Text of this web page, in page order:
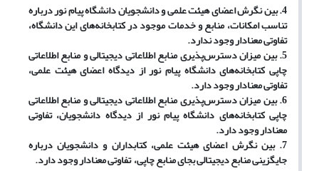
4. بین نگرش اعضای‌ هیئت علمی و دانشجویان دانشگاه پیام نور درباره
تناسب امکانات، منابع و خدمات موجود در کتابخانه‌های این دانشگاه،
تفاوتیمعنادار وجود ندارد.
5. بین میزان دسترس‌پذیری منابع اطلاعاتی دیجیتالی و منابع اطلاعاتی
چاپی کتابخانه‌های دانشگاه پیام نور از دیدگاه اعضای‌ هیئت علمی،
تفاوتیمعنادار وجود دارد.
6. بین میزان دسترس‌پذیری منابع اطلاعاتی دیجیتالی و منابع اطلاعاتی
چاپی کتابخانه‌های دانشگاه پیام نور از دیدگاه دانشجویان، تفاوتی
معنادار وجود دارد.
7. بین نگرش اعضای‌ هیئت علمی، کتابداران و دانشجویان درباره
جایگزینی منابع دیجیتالی بجای منابع چاپی، تفاوتیمعنادار وجود دارد.